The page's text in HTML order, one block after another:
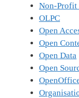
Non-Profit
OLPC
Open
Open
Open Data
Open